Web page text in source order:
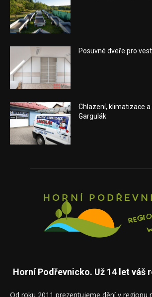
Posuvné dveře pro
Chlazení, klimatizace
Gargulák
Horní Podřevnicko. Už 14 let váš
Od roku 2011 prezentujeme dění v regionu